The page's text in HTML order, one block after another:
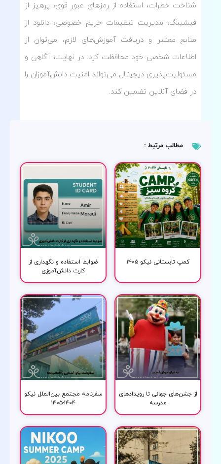
شناخت خطرات، استفاده از رمزهای عبور قوی، پرهیز از
فیشینگ، مدیریت تنظیمات حریم خصوصی، دانلود از
منابع معتبر و دریافت آموزش‌های لازم، می‌توان از
اطلاعات شخصی خود محافظت کرد. در نهایت، آگاهی و
مسئولیت‌پذیری دیجیتال می‌تواند امنیت دانش‌آموزان را
در فضای آنلاین تضمین کند.
مطالب مرتبط :
کمپ تابستانی نیکو ۱۴۰۵
ضوابط استفاده و نگهداری از
کارت دانش‌آموزی
از جشن‌های جهانی تا رویدادهای
مدرسه
سفرنامه مجتمع بین‌الملل نیکو
۱۴۰۴-۱۴۰۵